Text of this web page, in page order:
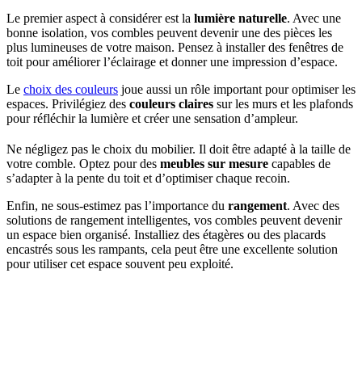
Le premier aspect à considérer est la lumière naturelle. Avec une
bonne isolation, vos combles peuvent devenir une des pièces les
plus lumineuses de votre maison. Pensez à installer des fenêtres de
toit pour améliorer l’éclairage et donner une impression d’espace.
Le choix des couleurs joue aussi un rôle important pour optimiser les
espaces. Privilégiez des couleurs claires sur les murs et les plafonds
pour réfléchir la lumière et créer une sensation d’ampleur.
Ne négligez pas le choix du mobilier. Il doit être adapté à la taille de
votre comble. Optez pour des meubles sur mesure capables de
s’adapter à la pente du toit et d’optimiser chaque recoin.
Enfin, ne sous-estimez pas l’importance du rangement. Avec des
solutions de rangement intelligentes, vos combles peuvent devenir
un espace bien organisé. Installiez des étagères ou des placards
encastrés sous les rampants, cela peut être une excellente solution
pour utiliser cet espace souvent peu exploité.